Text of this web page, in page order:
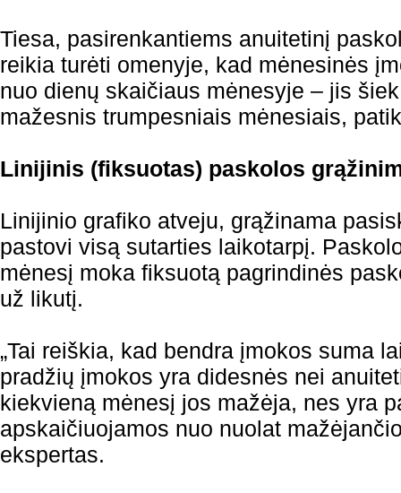
Tiesa, pasirenkantiems anuitetinį
reikia turėti omenyje, kad mėnesinės
nuo dienų skaičiaus mėnesyje – jis
mažesnis trumpesniais mėnesiais,
Linijinis (fiksuotas) paskolos
Linijinio grafiko atveju, grąžinama
pastovi visą sutarties laikotarpį.
mėnesį moka fiksuotą pagrindinės
už likutį.
„Tai reiškia, kad bendra įmokos suma
pradžių įmokos yra didesnės nei
kiekvieną mėnesį jos mažėja, nes yra
apskaičiuojamos nuo nuolat
ekspertas.